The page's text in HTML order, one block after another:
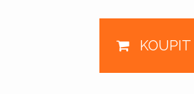
KOUPIT